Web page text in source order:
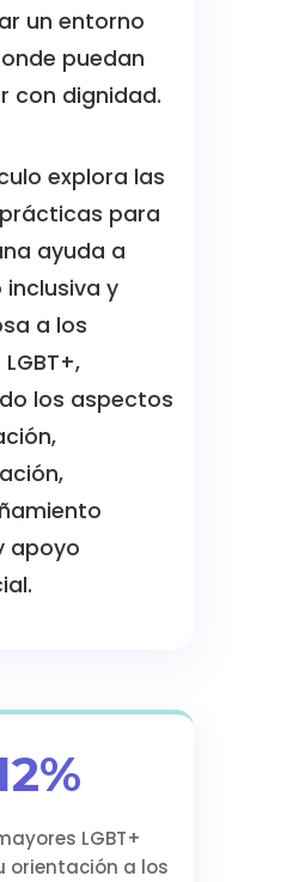
un entorno
puedan
con dignidad.
explora las
para
ayuda a
y
a los
los aspectos
apoyo
LGBT+
orientación a los